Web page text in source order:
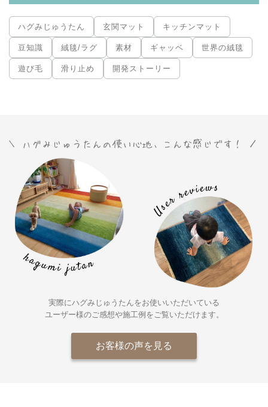
ハグみじゅうたん 玄関マット キッチンマット
豆知識 絨毯/ラグ 素材 ギャッベ 世界の絨毯
遊び毛 滑り止め 開発ストーリー
実際にハグみじゅうたんをお使いいただいている
ユーザー様のご感想や施工例をご覧いただけます。
お客様の声を見る